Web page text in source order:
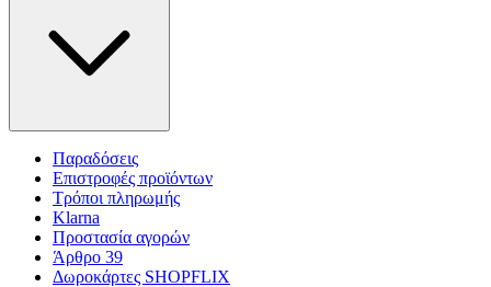
Παραδόσεις
Επιστροφές προϊόντων
Τρόποι πληρωμής
Klarna
Προστασία αγορών
Άρθρο 39
Δωροκάρτες SHOPFLIX